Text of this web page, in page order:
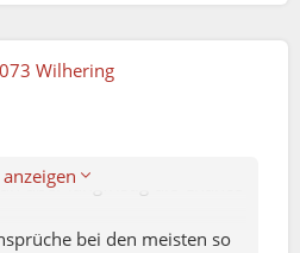
Wilhering
über langfristig die Chance
bei den meisten so